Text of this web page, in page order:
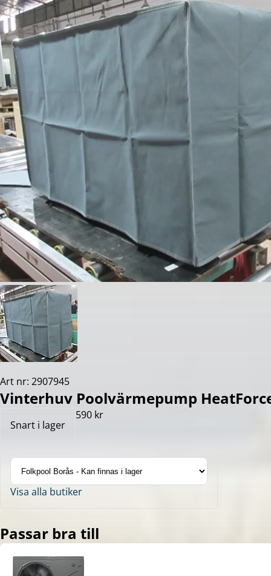
Art nr: 2907945
Vinterhuv Poolvärmepump
Snart i lager
590 kr
Visa alla butiker
Passar bra till